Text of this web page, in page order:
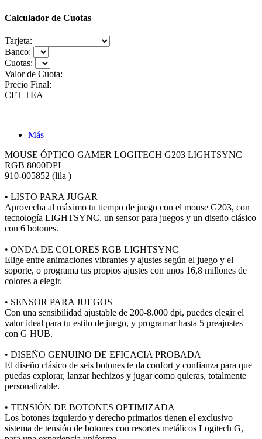
Calculador de Cuotas
Tarjeta:
Banco:
Cuotas:
Valor de Cuota:
Precio Final:
CFT TEA
Más
MOUSE ÓPTICO GAMER LOGITECH G203 LIGHTSYNC
RGB 8000DPI
910-005852 (lila )
• LISTO PARA JUGAR
Aprovecha al máximo tu tiempo de juego con el mouse G203, con
tecnología LIGHTSYNC, un sensor para juegos y un diseño clásico
con 6 botones.
• ONDA DE COLORES RGB LIGHTSYNC
Elige entre animaciones vibrantes y ajustes según el juego y el
soporte, o programa tus propios ajustes con unos 16,8 millones de
colores a elegir.
• SENSOR PARA JUEGOS
Con una sensibilidad ajustable de 200-8.000 dpi, puedes elegir el
valor ideal para tu estilo de juego, y programar hasta 5 preajustes
con G HUB.
• DISEÑO GENUINO DE EFICACIA PROBADA
El diseño clásico de seis botones te da confort y confianza para que
puedas explorar, lanzar hechizos y jugar como quieras, totalmente
personalizable.
• TENSIÓN DE BOTONES OPTIMIZADA
Los botones izquierdo y derecho primarios tienen el exclusivo
sistema de tensión de botones con resortes metálicos Logitech G,